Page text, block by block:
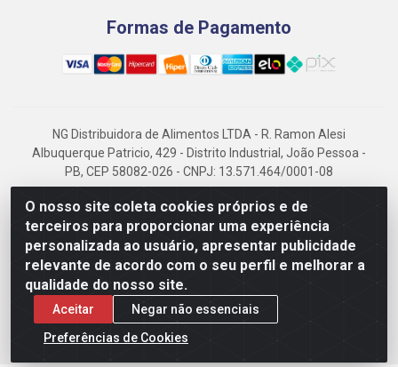
O nosso site coleta cookies próprios e de
terceiros para proporcionar uma experiência
personalizada ao usuário, apresentar publicidade
relevante de acordo com o seu perfil e melhorar a
qualidade do nosso site.
Aceitar
Negar não essenciais
Preferências de Cookies
Formas de Pagamento
NG Distribuidora de Alimentos LTDA - R. Ramon Alesi
Albuquerque Patricio, 429 - Distrito Industrial, João Pessoa -
PB, CEP 58082-026 - CNPJ: 13.571.464/0001-08
NG Alimentos, há mais de 14 anos no mercado paraibano, é
referência em frigorificados, destacando-se pela logística
eficiente e excelência.